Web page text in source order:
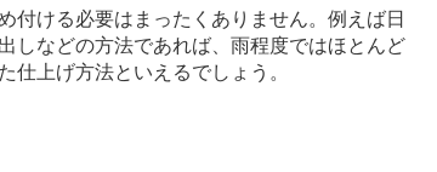
ける必要はまったくありません。例えば日
しなどの方法であれば、雨程度ではほとんど
仕上げ方法といえるでしょう。